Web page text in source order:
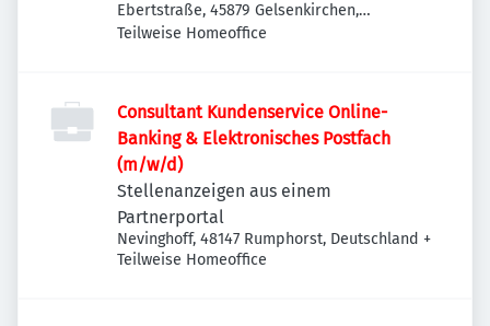
Ebertstraße, 45879 Gelsenkirchen,
Deutschland
Teilweise Homeoffice
Consultant Kundenservice Online-
Banking & Elektronisches Postfach
(m/w/d)
Stellenanzeigen aus einem
Partnerportal
Nevinghoff, 48147 Rumphorst, Deutschland +
Teilweise Homeoffice